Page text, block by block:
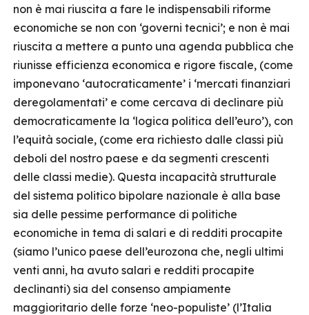
non è mai riuscita a fare le indispensabili riforme
economiche se non con ‘governi tecnici’; e non è mai
riuscita a mettere a punto una agenda pubblica che
riunisse efficienza economica e rigore fiscale, (come
imponevano ‘autocraticamente’ i ‘mercati finanziari
deregolamentati’ e come cercava di declinare più
democraticamente la ‘logica politica dell’euro’), con
l’equità sociale, (come era richiesto dalle classi più
deboli del nostro paese e da segmenti crescenti
delle classi medie). Questa incapacità strutturale
del sistema politico bipolare nazionale è alla base
sia delle pessime performance di politiche
economiche in tema di salari e di redditi procapite
(siamo l’unico paese dell’eurozona che, negli ultimi
venti anni, ha avuto salari e redditi procapite
declinanti) sia del consenso ampiamente
maggioritario delle forze ‘neo-populiste’ (l’Italia